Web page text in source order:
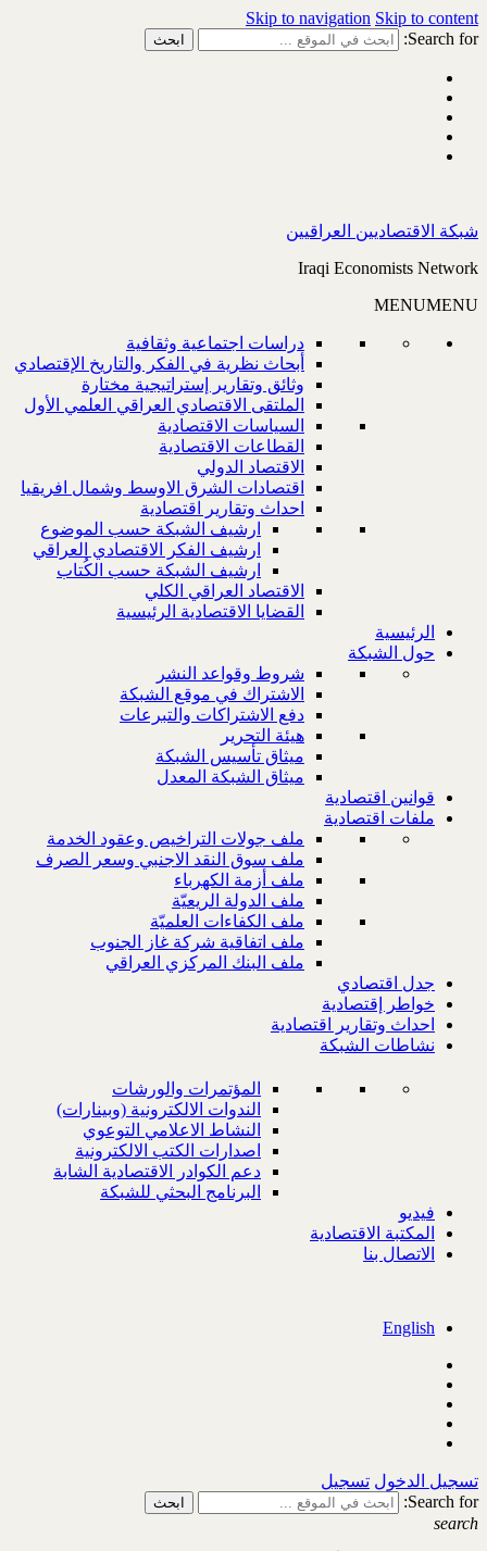
Skip to navigation Skip to content
Search for:
شبكة الاقتصاديين العراقيين
Iraqi Economists Network
MENUMENU
دراسات اجتماعية وثقافية
أبحاث نظرية في الفكر والتاريخ الإقتصادي
وثائق وتقارير إستراتيجية مختارة
الملتقى الاقتصادي العراقي العلمي الأول
السياسات الاقتصادية
القطاعات الاقتصادية
الاقتصاد الدولي
اقتصادات الشرق الاوسط وشمال افريقيا
احداث وتقارير اقتصادية
ارشيف الشبكة حسب الموضوع
ارشيف الفكر الاقتصادي العراقي
ارشيف الشبكة حسب الكُتاب
الاقتصاد العراقي الكلي
القضايا الاقتصادية الرئيسية
الرئيسية
حول الشبكة
شروط وقواعد النشر
الاشتراك في موقع الشبكة
دفع الاشتراكات والتبرعات
هيئة التحرير
ميثاق تأسيس الشبكة
ميثاق الشبكة المعدل
قوانين اقتصادية
ملفات اقتصادية
ملف جولات التراخيص وعقود الخدمة
ملف سوق النقد الاجنبي وسعر الصرف
ملف أزمة الكهرباء
ملف الدولة الريعيّة
ملف الكفاءات العلميّة
ملف اتفاقية شركة غاز الجنوب
ملف البنك المركزي العراقي
جدل اقتصادي
خواطر إقتصادية
احداث وتقارير اقتصادية
نشاطات الشبكة
المؤتمرات والورشات
الندوات الالكترونية (وبينارات)
النشاط الاعلامي التوعوي
اصدارات الكتب الالكترونية
دعم الكوادر الاقتصادية الشابة
البرنامج البحثي للشبكة
فيديو
المكتبة الاقتصادية
الاتصال بنا
English
تسجيل الدخول تسجيل
Search for:
search